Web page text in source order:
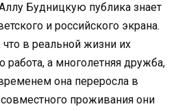
Будницкую публика знает
и российского экрана.
в реальной жизни их
работа, а многолетняя дружба,
она переросла в
проживания они